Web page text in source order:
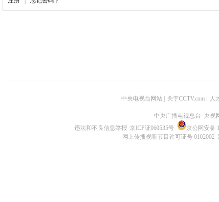
中央电视台网站 关于CCTV.com 人
中央广播电视总台 央视
违法和不良信息举报 京ICP证060535号
京公网安备
网上传播视听节目许可证号 0102002